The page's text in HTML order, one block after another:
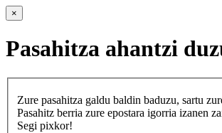
×
Pasahitza ahantzi
Zure pasahitza galdu baldin baduzu, sartu
Pasahitz berria zure epostara igorria izanen
Segi pixkor!